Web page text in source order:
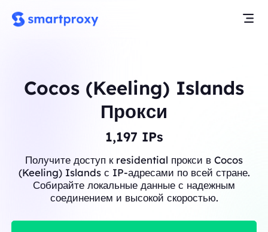
Cocos (Keeling) Islands
Прокси
1,197 IPs
Получите доступ к residential прокси в Cocos
(Keeling) Islands с IP-адресами по всей стране.
Собирайте локальные данные с надежным
соединением и высокой скоростью.